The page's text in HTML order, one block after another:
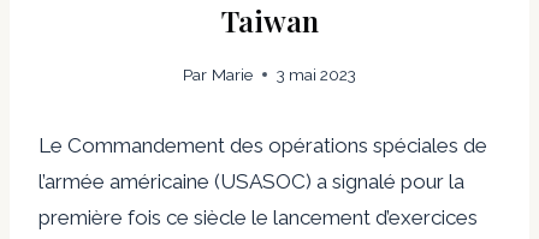
Taiwan
Par Marie 3 mai 2023
Le Commandement des opérations spéciales de
l’armée américaine (USASOC) a signalé pour la
première fois ce siècle le lancement d’exercices